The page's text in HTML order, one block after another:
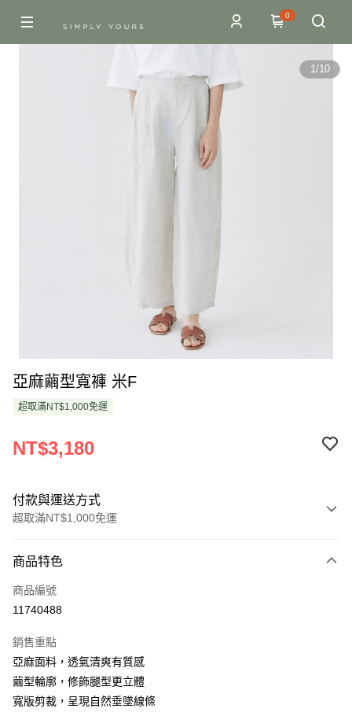
0
1/10
亞麻繭型寬褲 米F
超取滿NT$1,000免運
NT$3,180
付款與運送方式
超取滿NT$1,000免運
信用卡一次付款
超商取貨付款
Apple Pay
悠遊付
商品特色
商品編號
11740488
銷售重點
亞麻面料，透氣清爽有質感
繭型輪廓，修飾腿型更立體
寬版剪裁，呈現自然垂墜線條